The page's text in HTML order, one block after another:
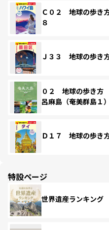
Ｃ０２ 地球の歩き
８
Ｊ３３ 地球の歩き
０２ 地球の歩き
呂麻島（奄美群島
Ｄ１７ 地球の歩き
特設ページ
世界遺産ランキング